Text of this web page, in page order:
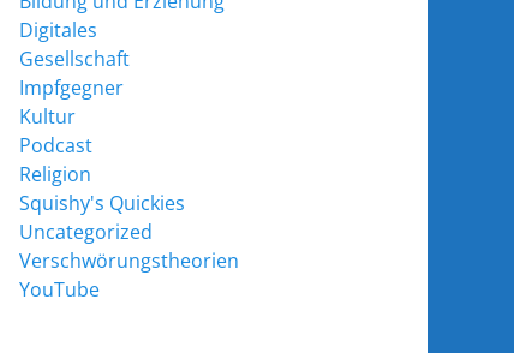
Digitales
Gesellschaft
Impfgegner
Kultur
Podcast
Religion
Squishy's Quickies
Uncategorized
Verschwörungstheorien
YouTube